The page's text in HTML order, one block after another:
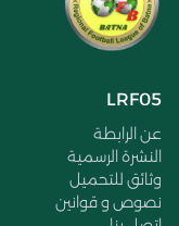
LRF05
عن الرابطة
النشرة الرسمية
وثائق للتحميل
نصوص و قوانين